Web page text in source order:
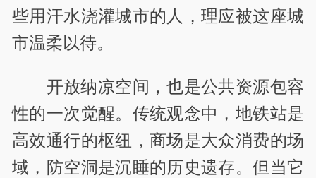
些用汗水浇灌城市的人，理应被这座城
市温柔以待。
开放纳凉空间，也是公共资源包容
性的一次觉醒。传统观念中，地铁站是
高效通行的枢纽，商场是大众消费的场
域，防空洞是沉睡的历史遗存。但当它